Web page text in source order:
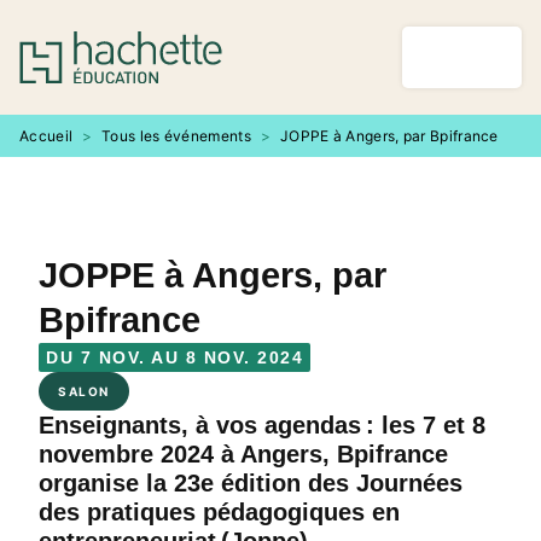
MENU RECHERCHE
PIED DE PAGE
Accueil > Tous les événements > JOPPE à Angers, par Bpifrance
JOPPE à Angers, par
Bpifrance
DU 7 NOV. AU 8 NOV. 2024
SALON
Enseignants, à vos agendas : les 7 et 8
novembre 2024 à Angers, Bpifrance
organise la 23e édition des Journées
des pratiques pédagogiques en